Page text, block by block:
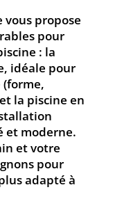
vous propose
pour
: la
idéale pour
la piscine en
et moderne.
et votre
pour
adapté à